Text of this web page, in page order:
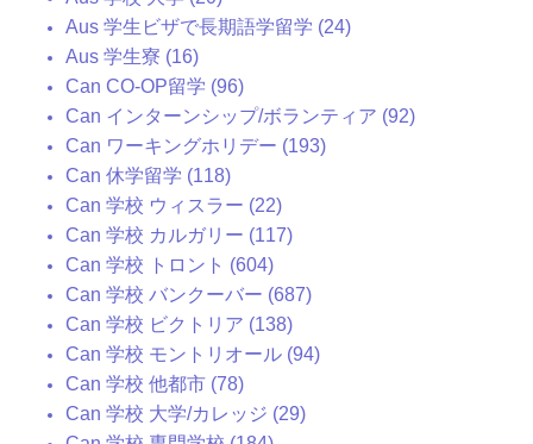
Aus 学生ビザで長期語学留学 (24)
Aus 学生寮 (16)
Can CO-OP留学 (96)
Can インターンシップ/ボランティア (92)
Can ワーキングホリデー (193)
Can 休学留学 (118)
Can 学校 ウィスラー (22)
Can 学校 カルガリー (117)
Can 学校 トロント (604)
Can 学校 バンクーバー (687)
Can 学校 ビクトリア (138)
Can 学校 モントリオール (94)
Can 学校 他都市 (78)
Can 学校 大学/カレッジ (29)